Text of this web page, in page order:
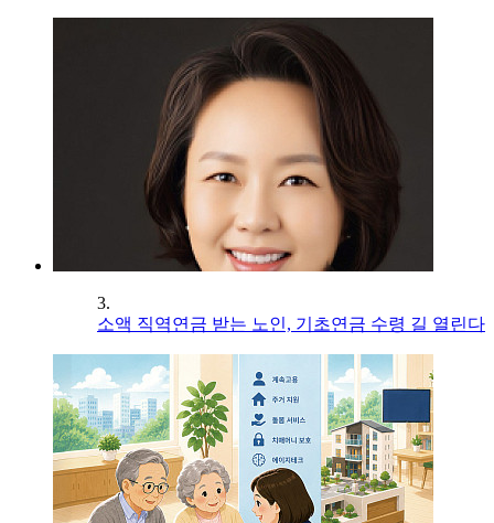
3.
소액 직역연금 받는 노인, 기초연금 수령 길 열린다